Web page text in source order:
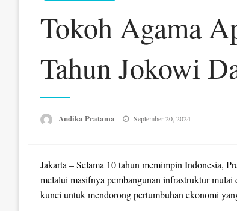
Tokoh Agama
Tahun Jokowi
Andika Pratama
Posted
September 20, 2024
Jakarta – Selama 10 tahun memimpin Indonesia,
melalui masifnya pembangunan infrastruktur
kunci untuk mendorong pertumbuhan ekonomi